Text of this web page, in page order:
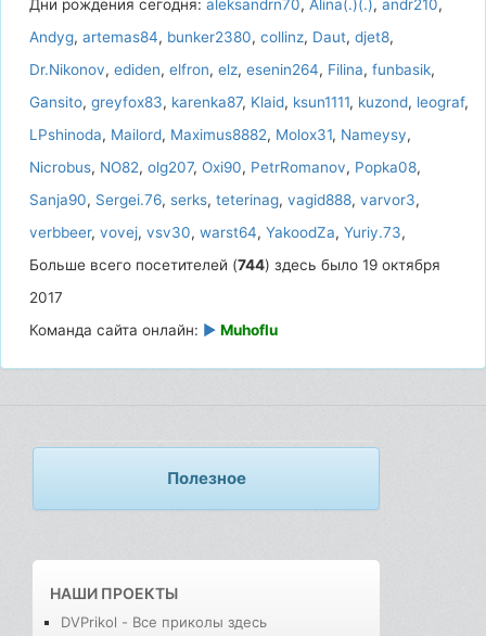
Дни рождения сегодня:aleksandrn70,Alina(.)(.),andr210,
Andyg,artemas84, bunker2380,collinz, Daut,djet8,
Dr.Nikonov,ediden,elfron,elz,esenin264, Filina,funbasik,
Gansito,greyfox83, karenka87, Klaid, ksun1111, kuzond, leograf,
LPshinoda, Mailord, Maximus8882, Molox31, Nameysy,
Nicrobus, NO82,olg207,Oxi90, PetrRomanov, Popka08,
Sanja90, Sergei.76,serks,teterinag,vagid888,varvor3,
verbbeer,vovej,vsv30,warst64,YakoodZa,Yuriy.73,
Больше всего посетителей (744) здесь было 19 октября
2017
Команда сайта онлайн: ►Muhoflu
Полезное
НАШИ ПРОЕКТЫ
DVPrikol - Все приколы здесь